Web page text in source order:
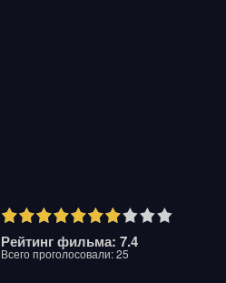
Рейтинг фильма: 7.4
Всего проголосовали:25